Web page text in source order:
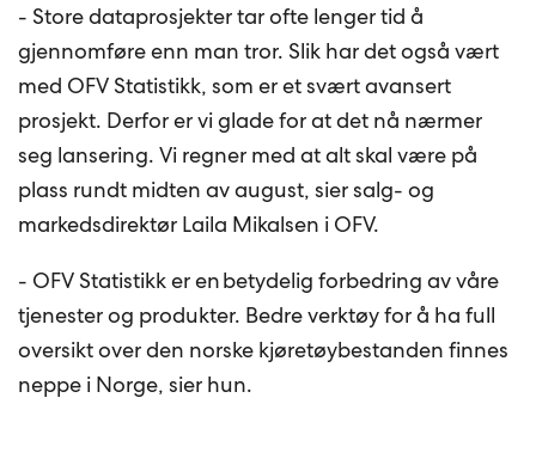
- Store dataprosjekter tar ofte lenger tid å
gjennomføre enn man tror. Slik har det også vært
med OFV Statistikk, som er et svært avansert
prosjekt. Derfor er vi glade for at det nå nærmer
seg lansering. Vi regner med at alt skal være på
plass rundt midten av august, sier salg- og
markedsdirektør Laila Mikalsen i OFV.
- OFV Statistikk er en betydelig forbedring av våre
tjenester og produkter. Bedre verktøy for å ha full
oversikt over den norske kjøretøybestanden finnes
neppe i Norge, sier hun.